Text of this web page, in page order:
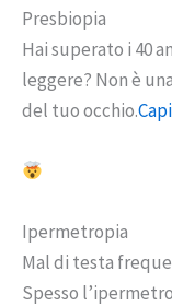
Presbiopia
Hai superato i 40
leggere? Non è
del tuo occhio.
Ipermetropia
Mal di testa
Spesso